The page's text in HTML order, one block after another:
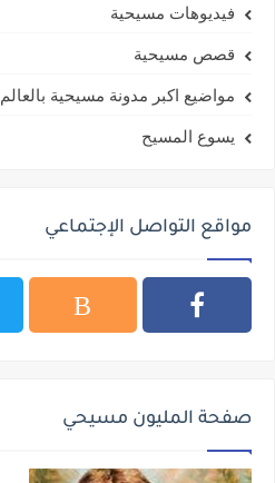
فيديوهات مسيحية
قصص مسيحية
مواضيع اكبر مدونة مسيحية بالعالم
يسوع المسيح
مواقع التواصل الإجتماعي
صفحة المليون مسيحي